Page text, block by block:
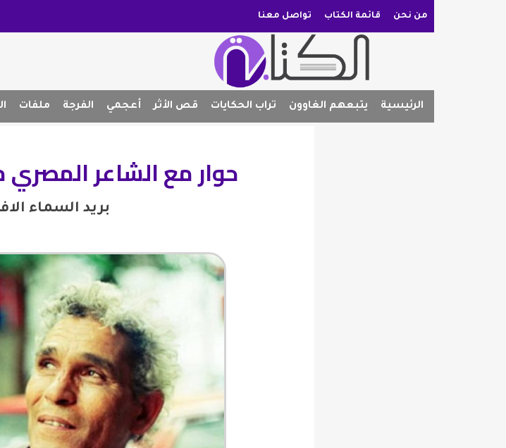
من نحن قائمة الكتاب تواصل معنا
الرئيسية يتبعهم الغاوون تراب الحكايات قص الأثر أعجمي الفرجة ملفات
حوار مع الشاعر
بريد السماء